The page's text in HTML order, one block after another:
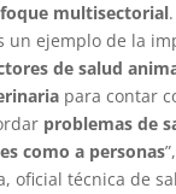
multisectorial
un ejemplo de la
de salud
para contar
problemas de
como a personas
oficial técnica de